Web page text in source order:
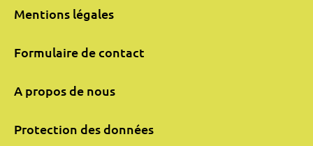
Mentions légales
Formulaire de contact
A propos de nous
Protection des données